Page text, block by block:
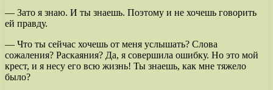
— Зато я знаю. И ты знаешь. Поэтому и не хочешь говорить
ей правду.
— Что ты сейчас хочешь от меня услышать? Слова
сожаления? Раскаяния? Да, я совершила ошибку. Но это мой
крест, и я несу его всю жизнь! Ты знаешь, как мне тяжело
было?